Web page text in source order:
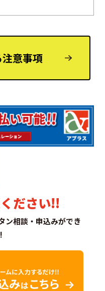
意事項
ださい!!
ン相談・申込みができ